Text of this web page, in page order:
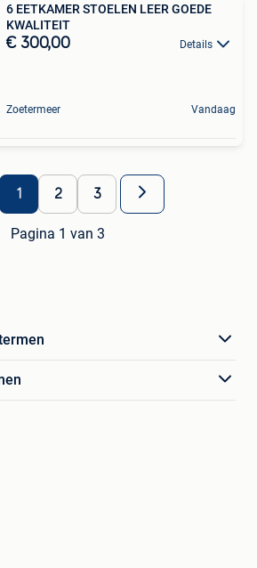
6 EETKAMER STOELEN LEER GOEDE
KWALITEIT
€ 300,00 Details
Zoetermeer Vandaag
1 2 3
Pagina 1 van 3